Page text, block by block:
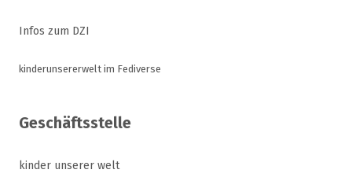
Infos zum DZI
kinderunsererwelt im Fediverse
Geschäftsstelle
kinder unserer welt